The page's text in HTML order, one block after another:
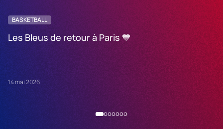
BASKETBALL
Les Bleus de retour à Paris 💙
14 mai 2026